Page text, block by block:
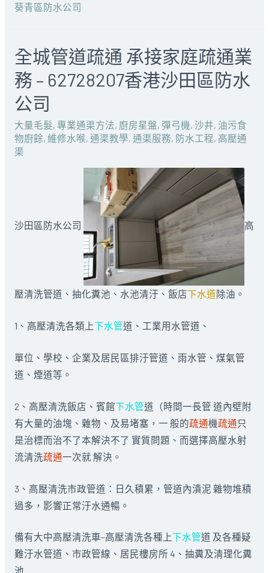
葵青區防水公司
全城管道疏通 承接家庭疏通業
務 – 62728207香港沙田區防水
公司
大量毛髮, 專業通渠方法, 廚房星盤, 彈弓機, 沙井, 油污食
物廚餘, 維修水喉, 通渠教學, 通渠服務, 防水工程, 高壓通
渠
沙田區防水公司 高
壓清洗管道、抽化糞池、水池清汙、飯店下水道除油。
1、高壓清洗各類上下水管道、工業用水管道、
單位、學校、企業及居民區排汙管道、雨水管、煤氣管
道、煙道等。
2、高壓清洗飯店、賓館下水管道（時間一長管 道內壁附
有大量的油塊、雜物、及易堵塞，一 般的疏通機疏通只
是治標而治不了本解決不了 實質問題、而選擇高壓水射
流清洗疏通一次就 解決。
3、高壓清洗市政管道：日久積累，管道內潰泥 雜物堆積
過多，影響正常汙水通暢。
備有大中高壓清洗車–高壓清洗各種上下水管道 及各種疑
難汙水管道、市政管線、居民樓房所 4、抽糞及清理化糞
池